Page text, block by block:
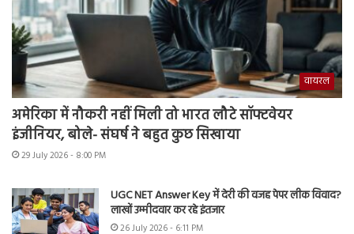
वायरल
अमेरिका में नौकरी नहीं मिली तो भारत लौटे सॉफ्टवेयर
इंजीनियर, बोले- संघर्ष ने बहुत कुछ सिखाया
29 July 2026 - 8:00 PM
UGC NET Answer Key में देरी की वजह पेपर लीक विवाद?
लाखों उम्मीदवार कर रहे इंतजार
26 July 2026 - 6:11 PM